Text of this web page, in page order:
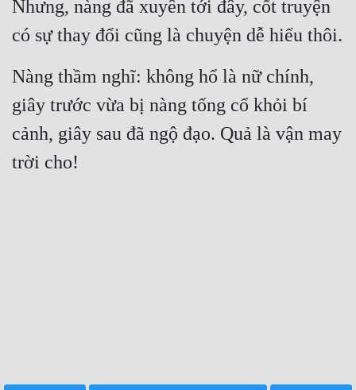
Nhưng, nàng đã xuyên tới đây, cốt truyện
có sự thay đổi cũng là chuyện dễ hiểu thôi.
Nàng thầm nghĩ: không hổ là nữ chính,
giây trước vừa bị nàng tống cổ khỏi bí
cảnh, giây sau đã ngộ đạo. Quả là vận may
trời cho!